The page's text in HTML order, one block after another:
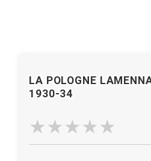
LA POLOGNE
1930-34